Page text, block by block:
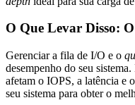
O Que Levar Disso:
Gerenciar a fila de I/O e o
desempenho do seu
afetam o IOPS, a latência e o
seu sistema para obter o